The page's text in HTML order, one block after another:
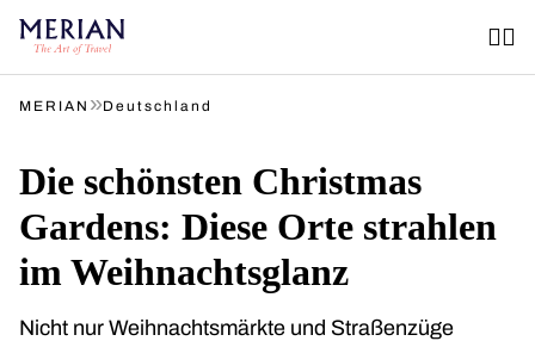
MERIAN »Deutschland
Die schönsten Christmas
Gardens: Diese Orte strahlen
im Weihnachtsglanz
Nicht nur Weihnachtsmärkte und Straßenzüge